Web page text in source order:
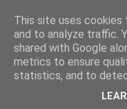
This site uses
and to analyze traffic.
shared with Google
metrics to ensure
statistics, and to